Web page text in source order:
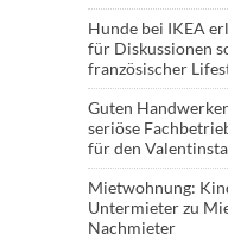
Hunde bei IKEA
für Diskussionen
französischer
Guten
seriöse
für den
Mietwohnung:
Untermieterzu
Nachmieter